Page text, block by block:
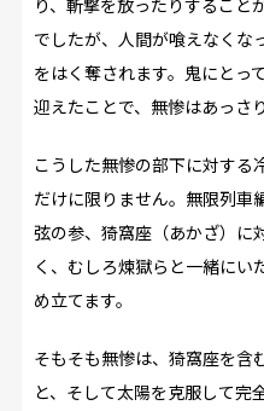
でしたが、人間が喰えなくな
をはく奪されます。鬼にとっ
迎えたことで、無惨はあっさ
こうした無惨の部下に対する
だけに限りません。無限列車
弦の参、猗窩座（あかざ）に
く、むしろ煉獄らと一緒に
め立てます。
そもそも無惨は、猗窩座を含
と、そして太陽を克服して完